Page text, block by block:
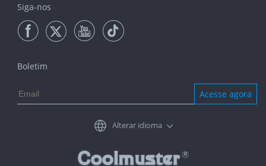
Siga-nos
Boletim
Acesse agora
Alterar idioma